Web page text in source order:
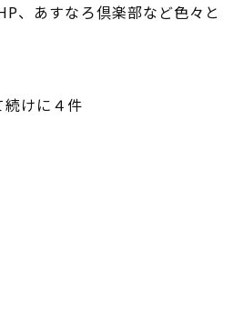
、あすなろ倶楽部など色々と
けに４件